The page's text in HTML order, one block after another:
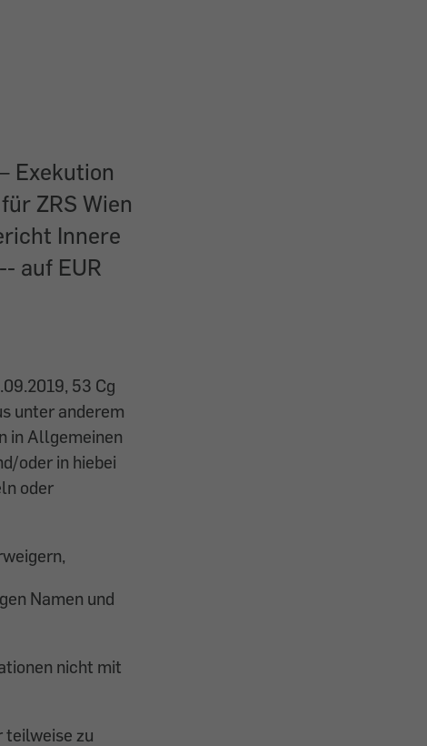
Exekution
ZRS Wien
Innere
auf EUR
53 Cg
unter anderem
in Allgemeinen
oder in hiebei
oder
Namen und
nicht mit
teilweise zu